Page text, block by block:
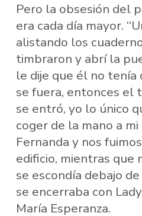
Pero la obsesión del
era cada día mayor.
alistando los
timbraron y abrí la
le dije que él no tenía
se fuera, entonces el
se entró, yo lo único
coger de la mano a
Fernanda y nos
edificio, mientras que
se escondía debajo
se encerraba con
María Esperanza.